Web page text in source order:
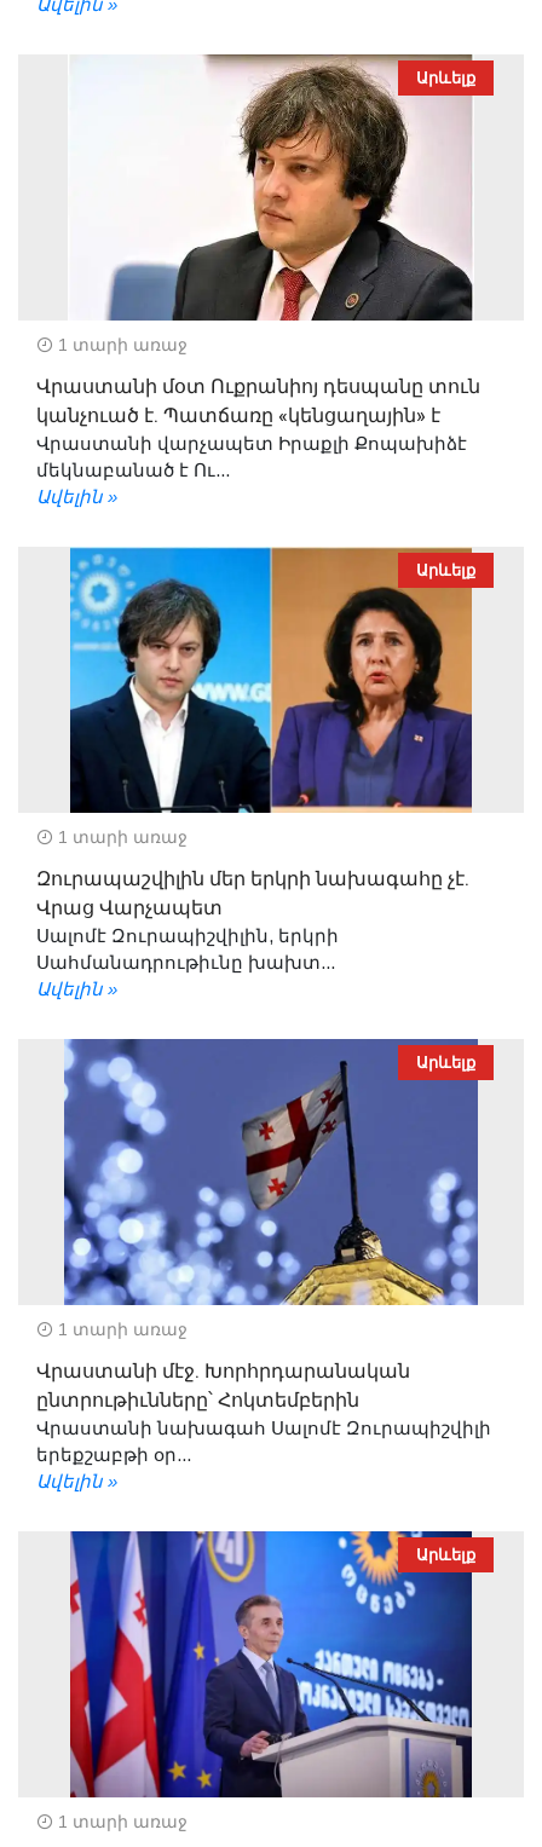
Արևելք
1 տարի առաջ
Վրաստանի մօտ Ուքրանիոյ դեսպանը տուն
կանչուած է. Պատճառը «կենցաղային» է
Վրաստանի վարչապետ Իրաքլի Քոպախիձէ
մեկնաբանած է Ու...
Ավելին »
Արևելք
1 տարի առաջ
Զուրապաշվիլին մեր երկրի նախագահը չէ.
Վրաց Վարչապետ
Սալոմէ Զուրապիշվիլին, երկրի
Սահմանադրութիւնը խախտ...
Ավելին »
Արևելք
1 տարի առաջ
Վրաստանի մէջ. Խորհրդարանական
ընտրութիւնները՝ Հոկտեմբերին
Վրաստանի նախագահ Սալոմէ Զուրապիշվիլի
երեքշաբթի օր...
Ավելին »
Արևելք
1 տարի առաջ